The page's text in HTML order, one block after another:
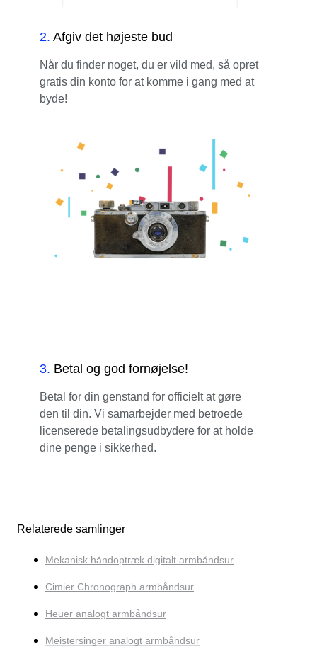
2. Afgiv det højeste bud
Når du finder noget, du er vild med, så opret
gratis din konto for at komme i gang med at
byde!
3. Betal og god fornøjelse!
Betal for din genstand for officielt at gøre
den til din. Vi samarbejder med betroede
licenserede betalingsudbydere for at holde
dine penge i sikkerhed.
Relaterede samlinger
Mekanisk håndoptræk digitalt armbåndsur
Cimier Chronograph armbåndsur
Heuer analogt armbåndsur
Meistersinger analogt armbåndsur